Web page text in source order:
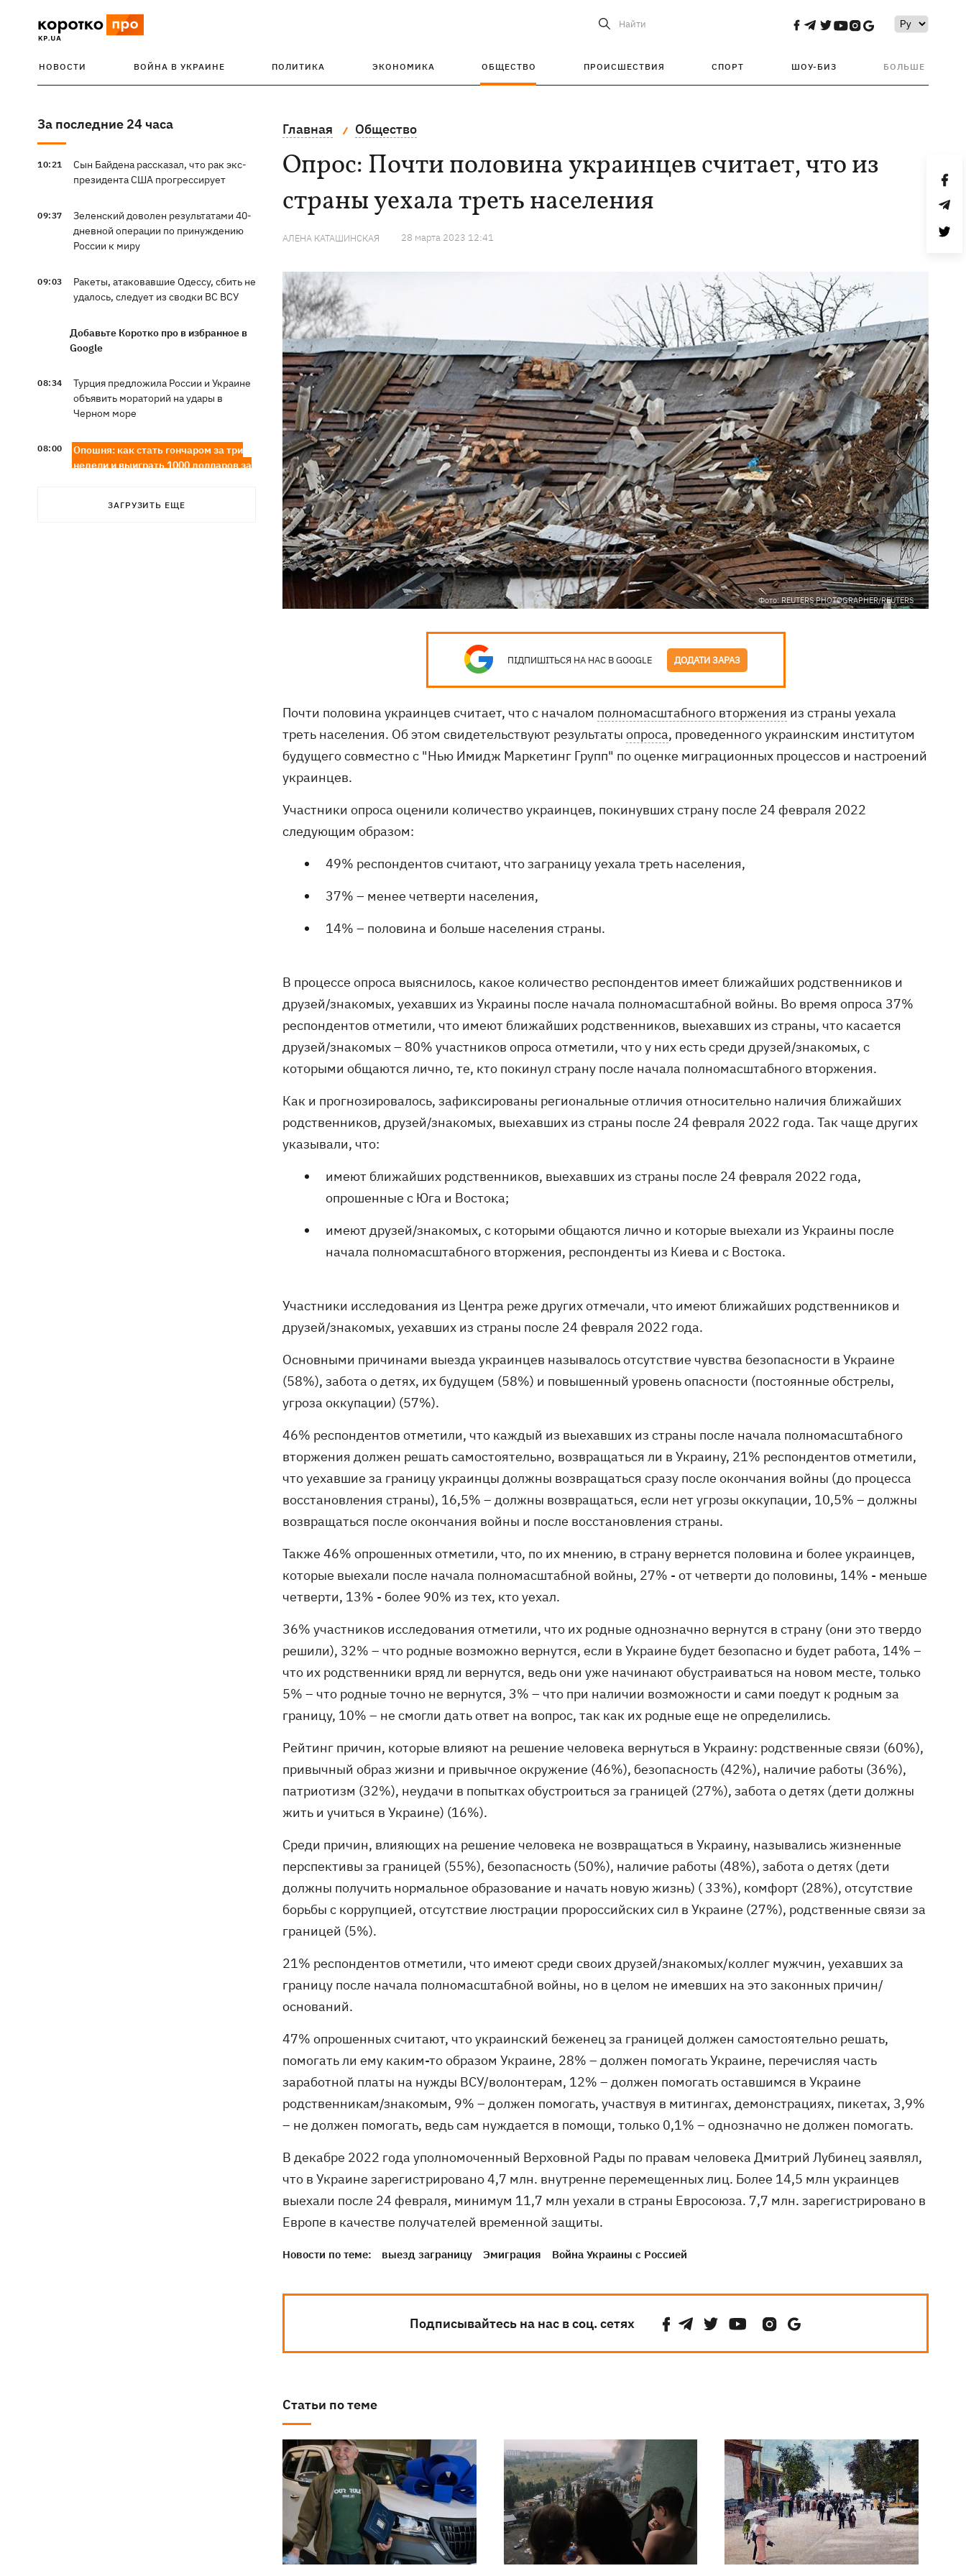
Найти
НОВОСТИ ВОЙНА В УКРАИНЕ ПОЛИТИКА ЭКОНОМИКА ОБЩЕСТВО ПРОИСШЕСТВИЯ СПОРТ ШОУ-БИЗ БОЛЬШЕ
За последние 24 часа
10:21
Сын Байдена рассказал, что рак экс-
президента США прогрессирует
09:37
Зеленский доволен результатами 40-
дневной операции по принуждению
России к миру
09:03
Ракеты, атаковавшие Одессу, сбить не
удалось, следует из сводки ВС ВСУ
Добавьте Коротко про в избранное в
Google
08:34
Турция предложила России и Украине
объявить мораторий на удары в
Черном море
08:00
Опошня: как стать гончаром за три
недели и выиграть 1000 долларов за
Россия нанесла удар по Харькову:
ЗАГРУЗИТЬ ЕЩЕ
Главная Общество
Опрос: Почти половина украинцев считает, что из
страны уехала треть населения
АЛЕНА КАТАШИНСКАЯ 28 марта 2023 12:41
Фото: REUTERS PHOTOGRAPHER/REUTERS
ПІДПИШІТЬСЯ НА НАС В GOOGLE ДОДАТИ ЗАРАЗ
Почти половина украинцев считает, что с началом полномасштабного вторжения из страны уехала
треть населения. Об этом свидетельствуют результаты опроса, проведенного украинским институтом
будущего совместно с "Нью Имидж Маркетинг Групп" по оценке миграционных процессов и настроений
украинцев.
Участники опроса оценили количество украинцев, покинувших страну после 24 февраля 2022
следующим образом:
49% респондентов считают, что заграницу уехала треть населения,
37% – менее четверти населения,
14% – половина и больше населения страны.
В процессе опроса выяснилось, какое количество респондентов имеет ближайших родственников и
друзей/знакомых, уехавших из Украины после начала полномасштабной войны. Во время опроса 37%
респондентов отметили, что имеют ближайших родственников, выехавших из страны, что касается
друзей/знакомых – 80% участников опроса отметили, что у них есть среди друзей/знакомых, с
которыми общаются лично, те, кто покинул страну после начала полномасштабного вторжения.
Как и прогнозировалось, зафиксированы региональные отличия относительно наличия ближайших
родственников, друзей/знакомых, выехавших из страны после 24 февраля 2022 года. Так чаще других
указывали, что:
имеют ближайших родственников, выехавших из страны после 24 февраля 2022 года,
опрошенные с Юга и Востока;
имеют друзей/знакомых, с которыми общаются лично и которые выехали из Украины после
начала полномасштабного вторжения, респонденты из Киева и с Востока.
Участники исследования из Центра реже других отмечали, что имеют ближайших родственников и
друзей/знакомых, уехавших из страны после 24 февраля 2022 года.
Основными причинами выезда украинцев называлось отсутствие чувства безопасности в Украине
(58%), забота о детях, их будущем (58%) и повышенный уровень опасности (постоянные обстрелы,
угроза оккупации) (57%).
46% респондентов отметили, что каждый из выехавших из страны после начала полномасштабного
вторжения должен решать самостоятельно, возвращаться ли в Украину, 21% респондентов отметили,
что уехавшие за границу украинцы должны возвращаться сразу после окончания войны (до процесса
восстановления страны), 16,5% – должны возвращаться, если нет угрозы оккупации, 10,5% – должны
возвращаться после окончания войны и после восстановления страны.
Также 46% опрошенных отметили, что, по их мнению, в страну вернется половина и более украинцев,
которые выехали после начала полномасштабной войны, 27% - от четверти до половины, 14% - меньше
четверти, 13% - более 90% из тех, кто уехал.
36% участников исследования отметили, что их родные однозначно вернутся в страну (они это твердо
решили), 32% – что родные возможно вернутся, если в Украине будет безопасно и будет работа, 14% –
что их родственники вряд ли вернутся, ведь они уже начинают обустраиваться на новом месте, только
5% – что родные точно не вернутся, 3% – что при наличии возможности и сами поедут к родным за
границу, 10% – не смогли дать ответ на вопрос, так как их родные еще не определились.
Рейтинг причин, которые влияют на решение человека вернуться в Украину: родственные связи (60%),
привычный образ жизни и привычное окружение (46%), безопасность (42%), наличие работы (36%),
патриотизм (32%), неудачи в попытках обустроиться за границей (27%), забота о детях (дети должны
жить и учиться в Украине) (16%).
Среди причин, влияющих на решение человека не возвращаться в Украину, назывались жизненные
перспективы за границей (55%), безопасность (50%), наличие работы (48%), забота о детях (дети
должны получить нормальное образование и начать новую жизнь) ( 33%), комфорт (28%), отсутствие
борьбы с коррупцией, отсутствие люстрации пророссийских сил в Украине (27%), родственные связи за
границей (5%).
21% респондентов отметили, что имеют среди своих друзей/знакомых/коллег мужчин, уехавших за
границу после начала полномасштабной войны, но в целом не имевших на это законных причин/
оснований.
47% опрошенных считают, что украинский беженец за границей должен самостоятельно решать,
помогать ли ему каким-то образом Украине, 28% – должен помогать Украине, перечисляя часть
заработной платы на нужды ВСУ/волонтерам, 12% – должен помогать оставшимся в Украине
родственникам/знакомым, 9% – должен помогать, участвуя в митингах, демонстрациях, пикетах, 3,9%
– не должен помогать, ведь сам нуждается в помощи, только 0,1% – однозначно не должен помогать.
В декабре 2022 года уполномоченный Верховной Рады по правам человека Дмитрий Лубинец заявлял,
что в Украине зарегистрировано 4,7 млн. внутренне перемещенных лиц. Более 14,5 млн украинцев
выехали после 24 февраля, минимум 11,7 млн уехали в страны Евросоюза. 7,7 млн. зарегистрировано в
Европе в качестве получателей временной защиты.
Новости по теме: выезд заграницу Эмиграция Война Украины с Россией
Подписывайтесь на нас в соц. сетях
Статьи по теме